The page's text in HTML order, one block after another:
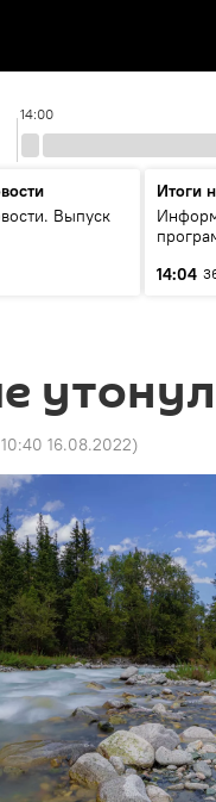
14:00
Выпуск
Итоги
14:04
10:40 16.08.2022)